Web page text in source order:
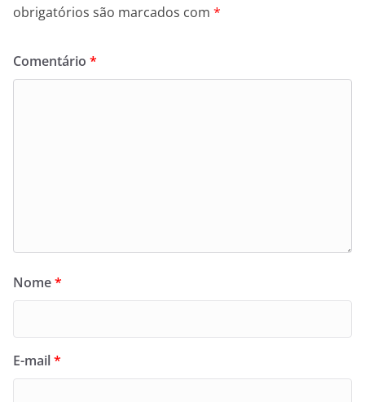
obrigatórios são marcados com *
Comentário *
Nome*
E-mail*